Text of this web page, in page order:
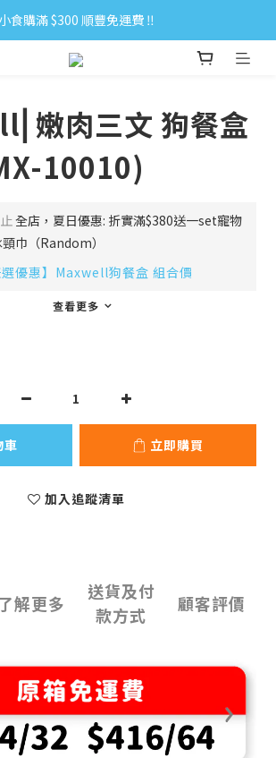
小食購滿 $300 順豐免運費 ‼
小食購滿 $300 順豐免運費 ‼
$500 免運費 ♥︎ 會員積分回贈 $1＝1Pt.
嫩肉三文 狗餐盒
10010)
全店，夏日優惠: 折實滿$380送一set寵物
巾（Random）
優惠】Maxwell狗餐盒 組合價
查看更多
車 立即購買
加入追蹤清單
解更多
送貨及付
款方式
顧客評價